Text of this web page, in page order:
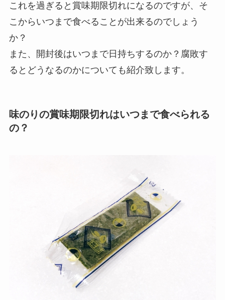
これを過ぎると賞味期限切れになるのですが、そ
こからいつまで食べることが出来るのでしょう
か？
また、開封後はいつまで日持ちするのか？腐敗す
るとどうなるのかについても紹介致します。
味のりの賞味期限切れはいつまで食べられる
の？